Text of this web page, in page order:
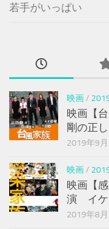
若手がいっぱい
映画/
映画【
剛の正
2019年9
映画/
映画【
演 イケ
2019年8